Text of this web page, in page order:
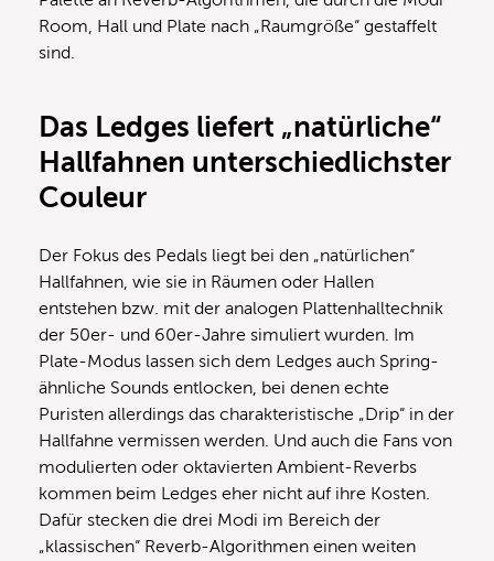
Room, Hall und Plate nach „Raumgröße“ gestaffelt
sind.
Das Ledges liefert „natürliche“
Hallfahnen unterschiedlichster
Couleur
Der Fokus des Pedals liegt bei den „natürlichen“
Hallfahnen, wie sie in Räumen oder Hallen
entstehen bzw. mit der analogen Plattenhalltechnik
der 50er- und 60er-Jahre simuliert wurden. Im
Plate-Modus lassen sich dem Ledges auch Spring-
ähnliche Sounds entlocken, bei denen echte
Puristen allerdings das charakteristische „Drip“ in der
Hallfahne vermissen werden. Und auch die Fans von
modulierten oder oktavierten Ambient-Reverbs
kommen beim Ledges eher nicht auf ihre Kosten.
Dafür stecken die drei Modi im Bereich der
„klassischen“ Reverb-Algorithmen einen weiten